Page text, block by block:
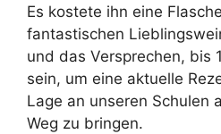
Es kostete ihn eine
fantastischen
und das Versprechen, bis
sein, um eine aktuelle
Lage an unseren Schulen
Weg zu bringen.